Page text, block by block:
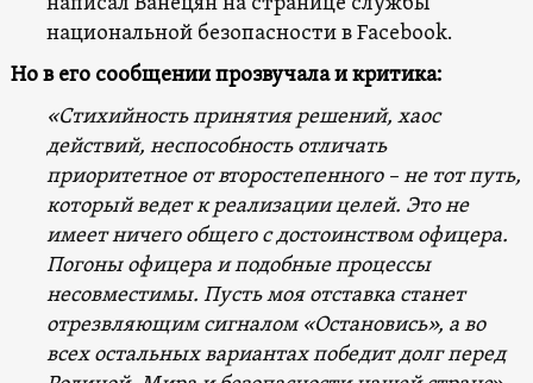
национальной безопасности в Facebook.
Но в его сообщении прозвучала и критика:
«Стихийность принятия решений, хаос
действий, неспособность отличать
приоритетное от второстепенного – не тот путь,
который ведет к реализации целей. Это не
имеет ничего общего с достоинством офицера.
Погоны офицера и подобные процессы
несовместимы. Пусть моя отставка станет
отрезвляющим сигналом «Остановись», а во
всех остальных вариантах победит долг перед